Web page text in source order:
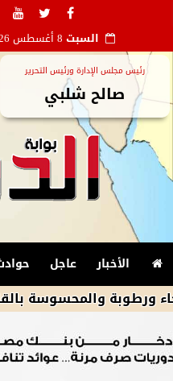
السبت
رئيس مجلس الإدارة ورئيس التحرير
صالح شلبي
الأخبار عاجل
بالقاهرة 38 درجة